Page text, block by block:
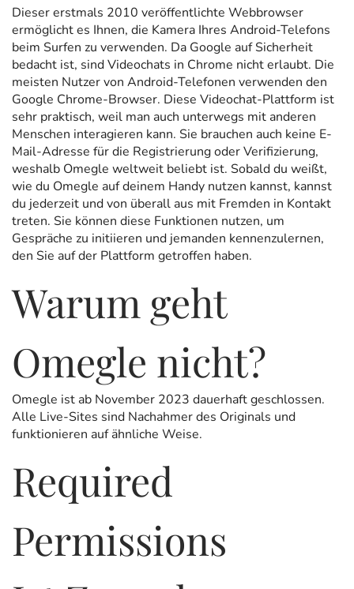
Dieser erstmals 2010 veröffentlichte Webbrowser
ermöglicht es Ihnen, die Kamera Ihres Android-Telefons
beim Surfen zu verwenden. Da Google auf Sicherheit
bedacht ist, sind Videochats in Chrome nicht erlaubt. Die
meisten Nutzer von Android-Telefonen verwenden den
Google Chrome-Browser. Diese Videochat-Plattform ist
sehr praktisch, weil man auch unterwegs mit anderen
Menschen interagieren kann. Sie brauchen auch keine E-
Mail-Adresse für die Registrierung oder Verifizierung,
weshalb Omegle weltweit beliebt ist. Sobald du weißt,
wie du Omegle auf deinem Handy nutzen kannst, kannst
du jederzeit und von überall aus mit Fremden in Kontakt
treten. Sie können diese Funktionen nutzen, um
Gespräche zu initiieren und jemanden kennenzulernen,
den Sie auf der Plattform getroffen haben.
Warum geht
Omegle nicht?
Omegle ist ab November 2023 dauerhaft geschlossen.
Alle Live-Sites sind Nachahmer des Originals und
funktionieren auf ähnliche Weise.
Required
Permissions